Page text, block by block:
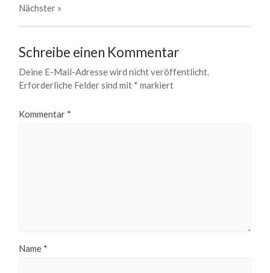
Nächster »
Schreibe einen Kommentar
Deine E-Mail-Adresse wird nicht veröffentlicht.
Erforderliche Felder sind mit * markiert
Kommentar *
Name *